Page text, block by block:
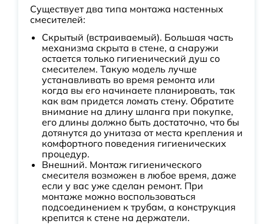
Существует два типа монтажа настенных
смесителей:
Скрытый (встраиваемый). Большая часть
механизма скрыта в стене, а снаружи
остается только гигиенический душ со
смесителем. Такую модель лучше
устанавливать во время ремонта или
когда вы его начинаете планировать, так
как вам придется ломать стену. Обратите
внимание на длину шланга при покупке,
его длины должно быть достаточно, что бы
дотянутся до унитаза от места крепления и
комфортного поведения гигиенических
процедур.
Внешний. Монтаж гигиенического
смесителя возможен в любое время, даже
если у вас уже сделан ремонт. При
монтаже можно воспользоваться
подсоединением к трубам, а конструкция
крепится к стене на держатели.